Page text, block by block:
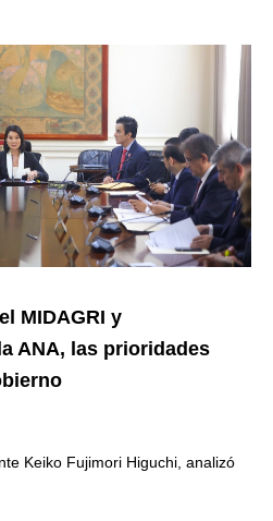
MIDAGRI y
ANA, las prioridades
Keiko Fujimori Higuchi, analizó